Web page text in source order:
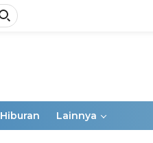
Hiburan Lainnya